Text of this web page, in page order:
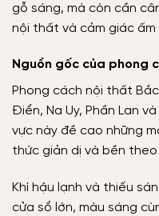
gỗ sáng, mà còn cần
nội thất và cảm giác ấm
Nguồn gốc của phong
Phong cách nội thất
Điển, Na Uy, Phần Lan
vực này đề cao những
thức giản dị và bền
Khí hậu lạnh và thiếu
cửa sổ lớn, màu sáng